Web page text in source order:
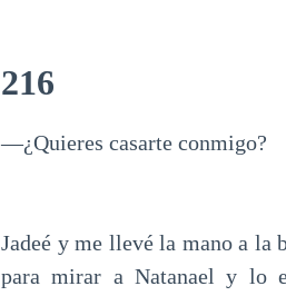
216
—¿Quieres casarte conmigo?
Jadeé y me llevé la mano a la
para mirar a Natanael y lo